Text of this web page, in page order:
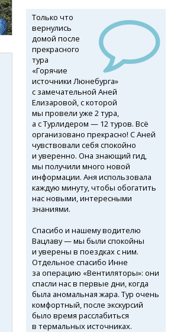
Только что
вернулись
домой после
прекрасного
тура
«Горячие
источники Люнебурга»
с замечательной Аней
Елизаровой, с которой
мы провели уже 2 тура,
а с Турлидером — 12 туров. Всё
организовано прекрасно! С Аней
чувствовали себя спокойно
и уверенно. Она знающий гид,
мы получили много новой
информации. Аня использовала
каждую минуту, чтобы обогатить
нас новыми, интересными
знаниями.
Спасибо и нашему водителю
Вацлаву — мы были спокойны
и уверены в поездках с ним.
Отдельное спасибо Инне
за операцию «Вентиляторы»: они
спасли нас в первые дни, когда
была аномальная жара. Тур очень
комфортный, после экскурсий
было время расслабиться
в термальных источниках.